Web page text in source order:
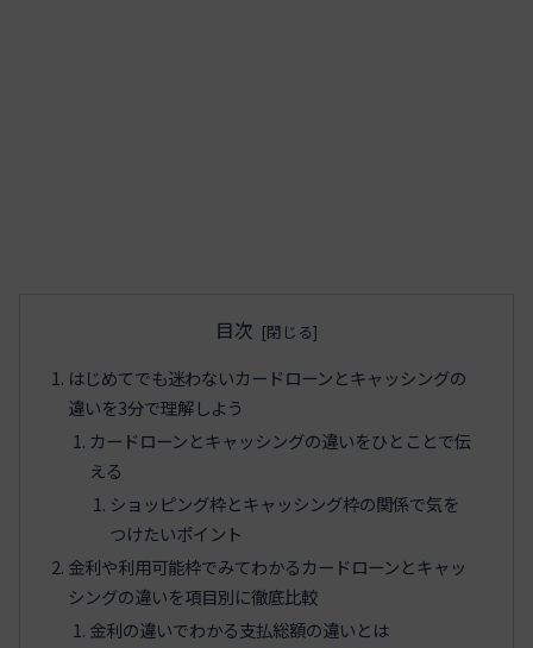
目次
はじめてでも迷わないカードローンとキャッシングの
違いを3分で理解しよう
カードローンとキャッシングの違いをひとことで伝
える
ショッピング枠とキャッシング枠の関係で気を
つけたいポイント
金利や利用可能枠でみてわかるカードローンとキャッ
シングの違いを項目別に徹底比較
金利の違いでわかる支払総額の違いとは